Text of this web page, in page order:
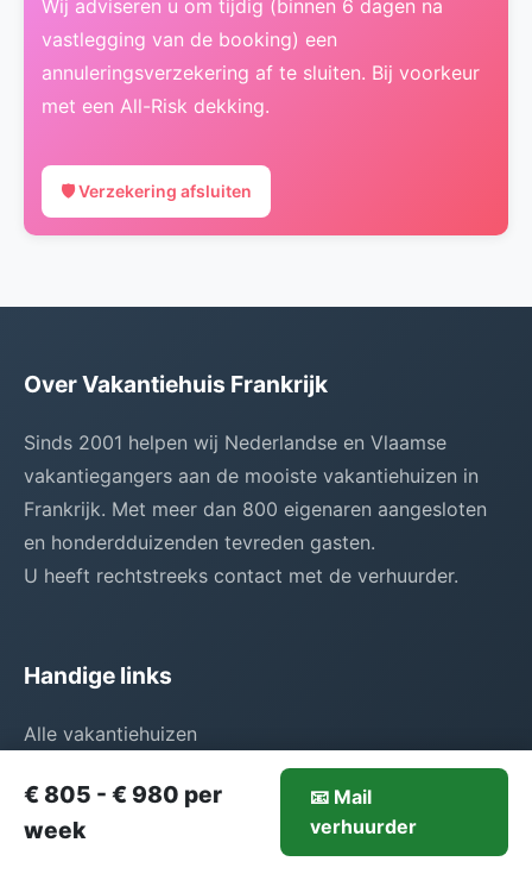
Wij adviseren u om tijdig (binnen 6 dagen na
vastlegging van de booking) een
annuleringsverzekering af te sluiten. Bij voorkeur
met een All-Risk dekking.
🛡️ Verzekering afsluiten
Over Vakantiehuis Frankrijk
Sinds 2001 helpen wij Nederlandse en Vlaamse
vakantiegangers aan de mooiste vakantiehuizen in
Frankrijk. Met meer dan 800 eigenaren aangesloten
en honderdduizenden tevreden gasten.
U heeft rechtstreeks contact met de verhuurder.
Handige links
Alle vakantiehuizen
Exclusieve villa's
805-€980/week Mail verhuurder
€ 805 - € 980 per
week
📧 Mail
verhuurder